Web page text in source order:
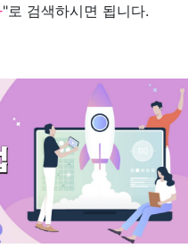
"로 검색하시면 됩니다.